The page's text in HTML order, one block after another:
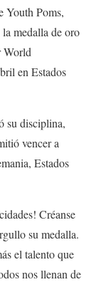
Youth Poms,
medalla de oro
World
en Estados
su disciplina,
vencer a
Estados
Créanse
su medalla.
el talento que
nos llenan de